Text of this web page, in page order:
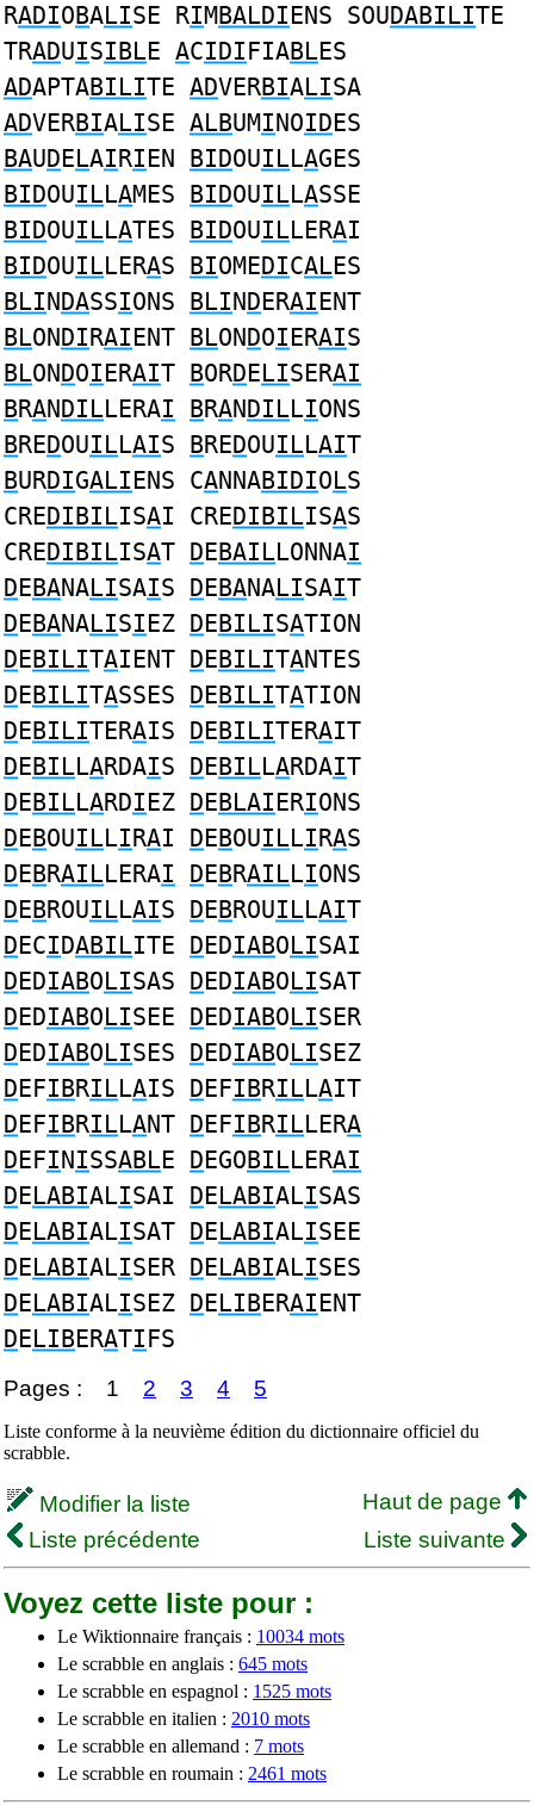
RADIOBALISE RIMBALDIENS SOUDABILITE
TRADUISIBLE ACIDIFIABLES
ADAPTABILITE ADVERBIALISA
ADVERBIALISE ALBUMINOIDES
BAUDELAIRIEN BIDOUILLAGES
BIDOUILLAMES BIDOUILLASSE
BIDOUILLATES BIDOUILLERAI
BIDOUILLERAS BIOMEDICALES
BLINDASSIONS BLINDERAIENT
BLONDIRAIENT BLONDOIERAIS
BLONDOIERAIT BORDELISERAI
BRANDILLERAI BRANDILLIONS
BREDOUILLAIS BREDOUILLAIT
BURDIGALIENS CANNABIDIOLS
CREDIBILISAI CREDIBILISAS
CREDIBILISAT DEBAILLONNAI
DEBANALISAIS DEBANALISAIT
DEBANALISIEZ DEBILISATION
DEBILITAIENT DEBILITANTES
DEBILITASSES DEBILITATION
DEBILITERAIS DEBILITERAIT
DEBILLARDAIS DEBILLARDAIT
DEBILLARDIEZ DEBLAIERIONS
DEBOUILLIRAI DEBOUILLIRAS
DEBRAILLERAI DEBRAILLIONS
DEBROUILLAIS DEBROUILLAIT
DECIDABILITE DEDIABOLISAI
DEDIABOLISAS DEDIABOLISAT
DEDIABOLISEE DEDIABOLISER
DEDIABOLISES DEDIABOLISEZ
DEFIBRILLAIS DEFIBRILLAIT
DEFIBRILLANT DEFIBRILLERA
DEFINISSABLE DEGOBILLERAI
DELABIALISAI DELABIALISAS
DELABIALISAT DELABIALISEE
DELABIALISER DELABIALISES
DELABIALISEZ DELIBERAIENT
DELIBERATIFS
Pages : 1 2 3 4 5
Liste conforme à la neuvième édition du dictionnaire officiel du
scrabble.
Modifier la liste
Haut de page
Liste précédente
Liste suivante
Voyez cette liste pour :
Le Wiktionnaire français : 10034 mots
Le scrabble en anglais : 645 mots
Le scrabble en espagnol : 1525 mots
Le scrabble en italien : 2010 mots
Le scrabble en allemand : 7 mots
Le scrabble en roumain : 2461 mots